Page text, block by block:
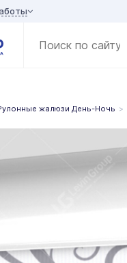
жалюзи День-Ночь